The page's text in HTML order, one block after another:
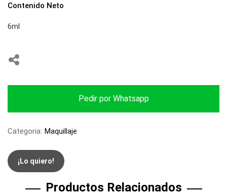
Contenido Neto
6ml
Pedir por Whatsapp
Categoria: Maquillaje
¡Lo quiero!
Productos Relacionados